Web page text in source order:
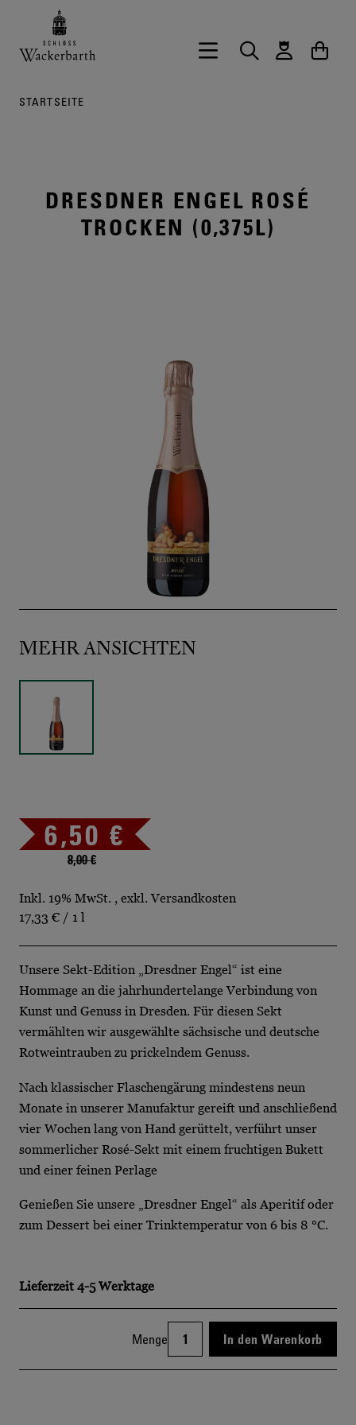
Zurück zur Startseite vom Onlineshop
Hauptnavigation öffnen
Suche
STARTSEITE
DRESDNER ENGEL ROSÉ
TROCKEN (0,375L)
MEHR ANSICHTEN
6,50 €
8,00 €
Inkl. 19% MwSt. , exkl.Versandkosten
17,33 € / 1 l
Unsere Sekt-Edition „Dresdner Engel“ ist eine
Hommage an die jahrhundertelange Verbindung von
Kunst und Genuss in Dresden. Für diesen Sekt
vermählten wir ausgewählte sächsische und deutsche
Rotweintrauben zu prickelndem Genuss.
Nach klassischer Flaschengärung mindestens neun
Monate in unserer Manufaktur gereift und anschließend
vier Wochen lang von Hand gerüttelt, verführt unser
sommerlicher Rosé-Sekt mit einem fruchtigen Bukett
und einer feinen Perlage
Genießen Sie unsere „Dresdner Engel“ als Aperitif oder
zum Dessert bei einer Trinktemperatur von 6 bis 8 °C.
Lieferzeit 4-5 Werktage
Menge In den Warenkorb